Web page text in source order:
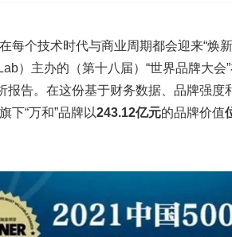
每个技术时代与商业周期都会迎来“焕新
）主办的（第十八届） “世界品牌大会”
告。 在这份基于财务数据、品牌强度
下“万和”品牌以243.12亿元的品牌价值